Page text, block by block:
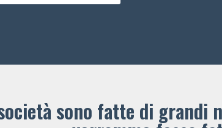
sono fatte di